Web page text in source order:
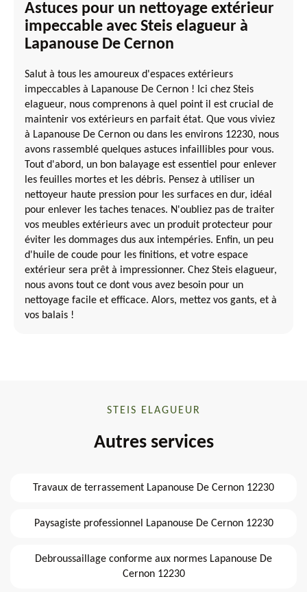
Astuces pour un nettoyage extérieur
impeccable avec Steis elagueur à
Lapanouse De Cernon
Salut à tous les amoureux d'espaces extérieurs
impeccables à Lapanouse De Cernon ! Ici chez Steis
elagueur, nous comprenons à quel point il est crucial de
maintenir vos extérieurs en parfait état. Que vous viviez
à Lapanouse De Cernon ou dans les environs 12230, nous
avons rassemblé quelques astuces infaillibles pour vous.
Tout d'abord, un bon balayage est essentiel pour enlever
les feuilles mortes et les débris. Pensez à utiliser un
nettoyeur haute pression pour les surfaces en dur, idéal
pour enlever les taches tenaces. N'oubliez pas de traiter
vos meubles extérieurs avec un produit protecteur pour
éviter les dommages dus aux intempéries. Enfin, un peu
d'huile de coude pour les finitions, et votre espace
extérieur sera prêt à impressionner. Chez Steis elagueur,
nous avons tout ce dont vous avez besoin pour un
nettoyage facile et efficace. Alors, mettez vos gants, et à
vos balais !
STEIS ELAGUEUR
Autres services
Travaux de terrassement Lapanouse De Cernon 12230
Paysagiste professionnel Lapanouse De Cernon 12230
Debroussaillage conforme aux normes Lapanouse De
Cernon 12230